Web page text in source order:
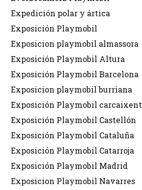
Expedición polar y ártica
Exposición Playmobil
Exposicion playmobil almassora
Exposición Playmobil Altura
Exposición Playmobil Barcelona
Exposicion playmobil burriana
Exposición Playmobil carcaixent
Exposición Playmobil Castellón
Exposición Playmobil Cataluña
Exposición Playmobil Catarroja
Exposición Playmobil Madrid
Exposicion Playmobil Navarres